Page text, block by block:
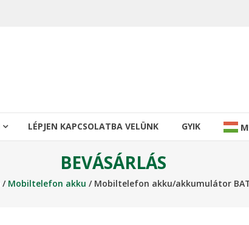
LÉPJEN KAPCSOLATBA VELÜNK GYIK
BEVÁSÁRLÁS
/ Mobiltelefon akku / Mobiltelefon akku/akkumulátor